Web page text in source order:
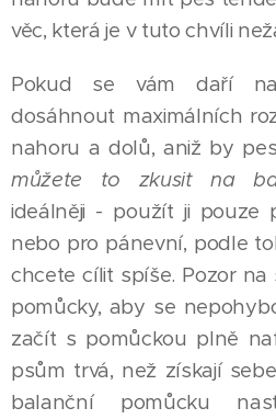
věc, která je v tuto chvíli
Pokud se vám daří
dosáhnout maximálních
nahoru a dolů, aniž by
můžete to zkusit na
ideálněji - použít ji pouze
nebo pro pánevní, podle
chcete cílit spíše. Pozor
pomůcky, aby se
začít s pomůckou plně
psům trvá, než získají
balanční pomůcku